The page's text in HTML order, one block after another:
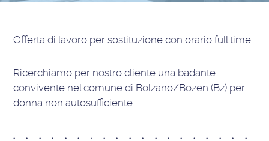
Offerta di lavoro per sostituzione con orario full time
Ricerchiamo per nostro cliente una badante
convivente nel comune di Bolzano/Bozen (Bz) per
donna non autosufficiente.